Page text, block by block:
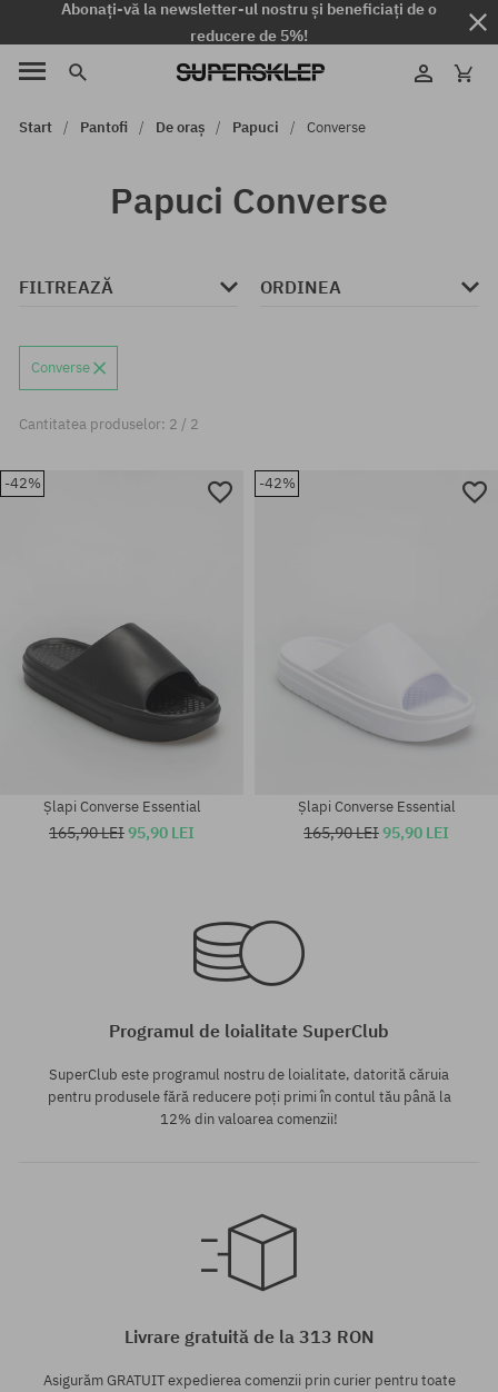
Abonați-vă la newsletter-ul nostru și beneficiați de o
reducere de 5%!
Start Pantofi De oraș Papuci Converse
Papuci Converse
FILTREAZĂ ORDINEA
Converse
Cantitatea produselor: 2 / 2
-42%
Șlapi Converse Essential
165,90 LEI95,90 LEI
-42%
Mărimi existente:
Șlapi Converse Essential
165,90 LEI95,90 LEI
Programul de loialitate SuperClub
SuperClub este programul nostru de loialitate, datorită căruia
pentru produsele fără reducere poți primi în contul tău până la
12% din valoarea comenzii!
Livrare gratuită de la 313 RON
Asigurăm GRATUIT expedierea comenzii prin curier pentru toate